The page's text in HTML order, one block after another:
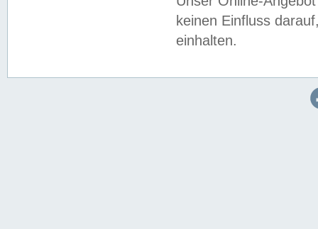
keinen Einfluss
einhalten.